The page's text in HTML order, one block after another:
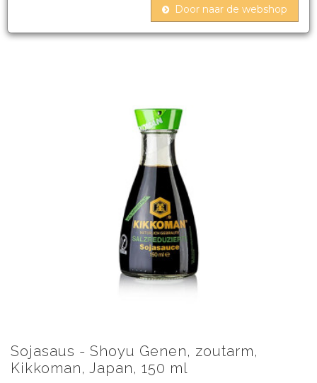
Sojasaus - Shoyu Genen, zoutarm,
Kikkoman, Japan, 150 ml
Door naar de webshop